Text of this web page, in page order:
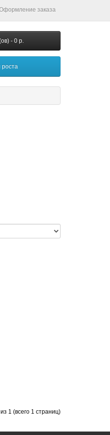
заказа
- 0 р.
роста
1 (всего 1 страниц)